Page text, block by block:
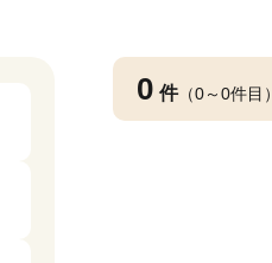
0 件（0～0件目）